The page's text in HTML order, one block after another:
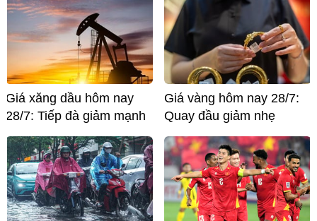
Giá xăng dầu hôm nay
28/7: Tiếp đà giảm mạnh
Giá vàng hôm nay 28/7:
Quay đầu giảm nhẹ